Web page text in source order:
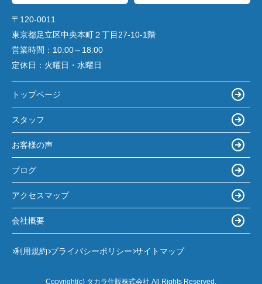
〒120-0011
東京都足立区中央本町２丁目27-10-1階
営業時間： 10:00～18:00
定休日： 火曜日・水曜日
トップページ
スタッフ
お客様の声
ブログ
アクセスマップ
会社概要
利用規約 プライバシーポリシー サイトマップ
Copyright(c) タカラ住販株式会社 All Rights Reserved.